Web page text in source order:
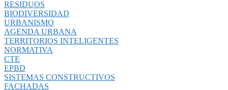
RESIDUOS
BIODIVERSIDAD
URBANISMO
AGENDA URBANA
TERRITORIOS INTELIGENTES
NORMATIVA
CTE
EPBD
SISTEMAS CONSTRUCTIVOS
FACHADAS